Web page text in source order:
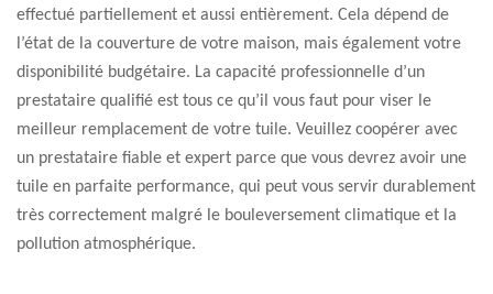
effectué partiellement et aussi entièrement. Cela dépend de
l’état de la couverture de votre maison, mais également votre
disponibilité budgétaire. La capacité professionnelle d’un
prestataire qualifié est tous ce qu’il vous faut pour viser le
meilleur remplacement de votre tuile. Veuillez coopérer avec
un prestataire fiable et expert parce que vous devrez avoir une
tuile en parfaite performance, qui peut vous servir durablement
très correctement malgré le bouleversement climatique et la
pollution atmosphérique.